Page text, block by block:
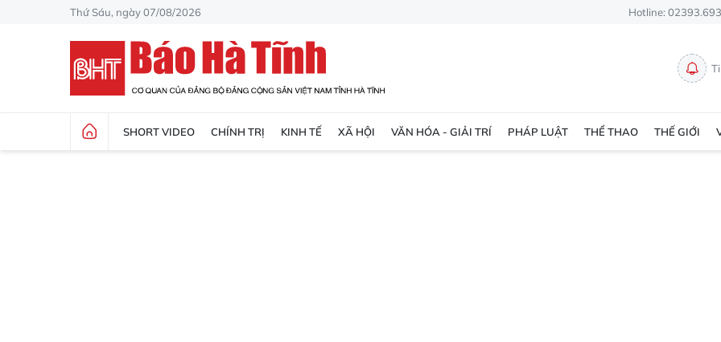
Thứ Sáu, ngày 07/08/2026 Hotline:
SHORT VIDEO CHÍNH TRỊ KINH TẾ XÃ HỘI VĂN HÓA - GIẢI TRÍ PHÁP LUẬT THỂ THAO THẾ GIỚI